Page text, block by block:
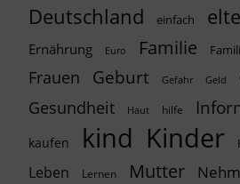
Deutschland einfach
Ernährung Euro Familie
Frauen Geburt Gefahr Geld
Gesundheit
Haut hilfe
kaufen kind Kinder
Leben Lernen Mutter